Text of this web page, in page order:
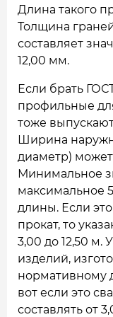
Длина такого
Толщина
составляет
12,00 мм.
Если брать
профильные
тоже
Ширина
диаметр)
Минимальное
максимальное
длины. Если
прокат, то
3,00 до 12,50
изделий,
нормативному
вот если это
составлять от